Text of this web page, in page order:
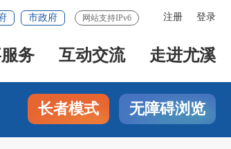
注册 登录
市政府 网站支持IPv6
务 互动交流 走进尤溪
长者模式 无障碍浏览